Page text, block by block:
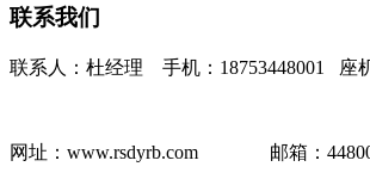
联系我们
联系人：杜经理 手机：18753448001 座
网址：www.rsdyrb.com 邮箱：